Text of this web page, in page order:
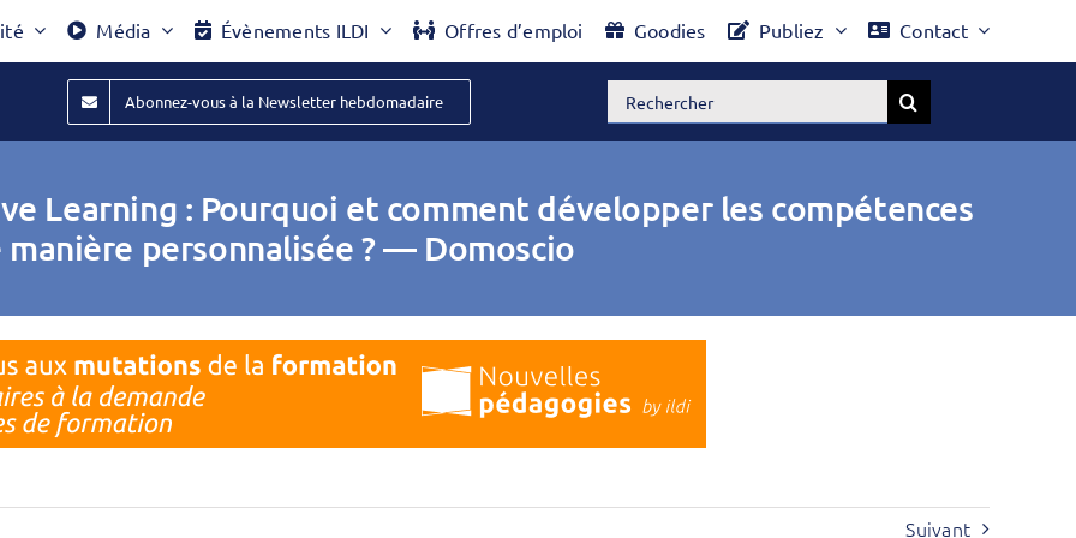
Média Évènements ILDI Offres d’emploi Goodies Publiez Contact
Abonnez-vous à la Newsletter hebdomadaire Rechercher:
Learning : Pourquoi et comment développer les compétences
manière personnalisée ? — Domoscio
Suivant